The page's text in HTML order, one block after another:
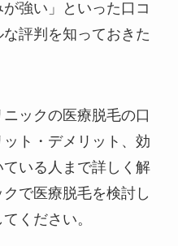
強い」といった口コ
評判を知っておきた
ックの医療脱毛の口
ト・デメリット、効
いる人まで詳しく解
で医療脱毛を検討し
ください。